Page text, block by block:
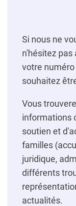
Si nous ne
n'hésitez pas
votre
souhaitez
Vous
informations
soutien et
familles
juridique,
différents
actualités.